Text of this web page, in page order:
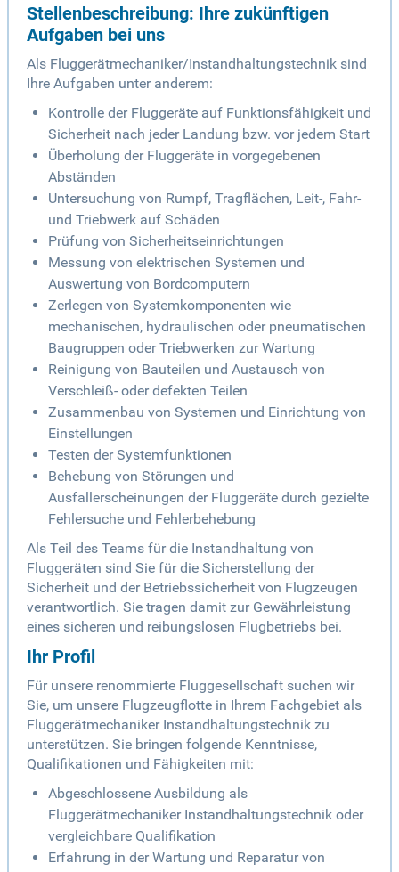
Stellenbeschreibung: Ihre zukünftigen
Aufgaben bei uns
Als Fluggerätmechaniker/Instandhaltungstechnik sind
Ihre Aufgaben unter anderem:
Kontrolle der Fluggeräte auf Funktionsfähigkeit und
Sicherheit nach jeder Landung bzw. vor jedem Start
Überholung der Fluggeräte in vorgegebenen
Abständen
Untersuchung von Rumpf, Tragflächen, Leit-, Fahr-
und Triebwerk auf Schäden
Prüfung von Sicherheitseinrichtungen
Messung von elektrischen Systemen und
Auswertung von Bordcomputern
Zerlegen von Systemkomponenten wie
mechanischen, hydraulischen oder pneumatischen
Baugruppen oder Triebwerken zur Wartung
Reinigung von Bauteilen und Austausch von
Verschleiß- oder defekten Teilen
Zusammenbau von Systemen und Einrichtung von
Einstellungen
Testen der Systemfunktionen
Behebung von Störungen und
Ausfallerscheinungen der Fluggeräte durch gezielte
Fehlersuche und Fehlerbehebung
Als Teil des Teams für die Instandhaltung von
Fluggeräten sind Sie für die Sicherstellung der
Sicherheit und der Betriebssicherheit von Flugzeugen
verantwortlich. Sie tragen damit zur Gewährleistung
eines sicheren und reibungslosen Flugbetriebs bei.
Ihr Profil
Für unsere renommierte Fluggesellschaft suchen wir
Sie, um unsere Flugzeugflotte in Ihrem Fachgebiet als
Fluggerätmechaniker Instandhaltungstechnik zu
unterstützen. Sie bringen folgende Kenntnisse,
Qualifikationen und Fähigkeiten mit:
Abgeschlossene Ausbildung als
Fluggerätmechaniker Instandhaltungstechnik oder
vergleichbare Qualifikation
Erfahrung in der Wartung und Reparatur von